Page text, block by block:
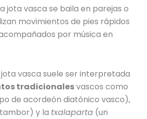
jota vasca se baila en parejas o
movimientos de pies rápidos
por música en
jota vasca suele ser interpretada
tradicionalesvascos como
de acordeón diatónico vasco),
y la txalaparta (un